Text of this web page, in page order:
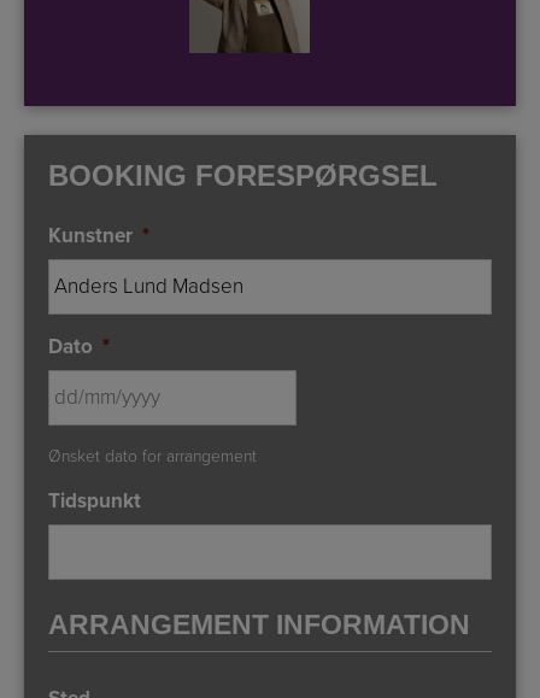
BOOKING FORESPØRGSEL
Kunstner *
Dato *
slash
MM
slash
Ønsket dato for arrangement
Tidspunkt
ARRANGEMENT INFORMATION